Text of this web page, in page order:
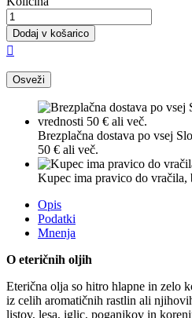
Dodaj v košarico

Brezplačna dostava po vsej
50 € ali več.
Kupec ima pravico do vračila,
Opis
Podatki
Mnenja
O eteričnih oljih
Eterična olja so hitro hlapne in zelo
iz celih aromatičnih rastlin ali
listov, lesa, iglic, poganjkov in